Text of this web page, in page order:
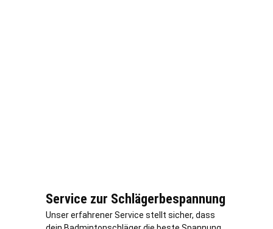
Service zur Schlägerbespannung
Unser erfahrener Service stellt sicher, dass